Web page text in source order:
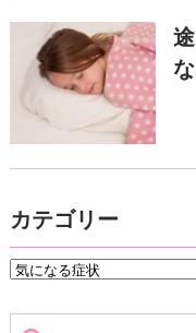
カテゴリー